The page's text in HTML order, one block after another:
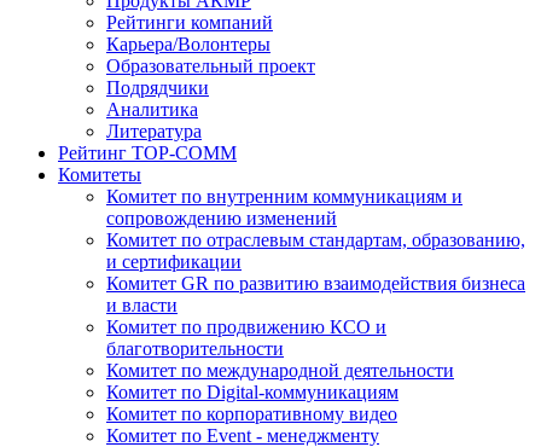
Рейтинги компаний
Карьера/Волонтеры
Образовательный проект
Подрядчики
Аналитика
Литература
Рейтинг TOP-COMM
Комитеты
Комитет по внутренним коммуникациям и
сопровождению изменений
Комитет по отраслевым стандартам, образованию,
и сертификации
Комитет GR по развитию взаимодействия бизнеса
и власти
Комитет по продвижению КСО и
благотворительности
Комитет по международной деятельности
Комитет по Digital-коммуникациям
Комитет по корпоративному видео
Комитет по Event - менеджменту